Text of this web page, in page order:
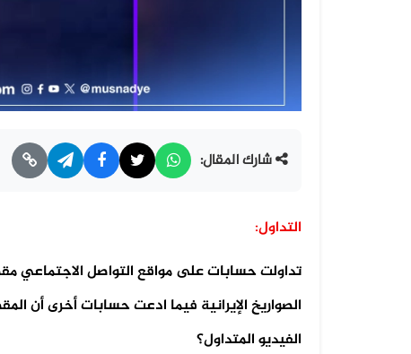
شارك المقال:
التداول:
تداولت حسابات على مواقع التواصل الاجتماعي
الصواريخ الإيرانية فيما ادعت حسابات أخرى أن
الفيديو المتداول؟